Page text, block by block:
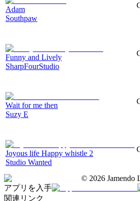
Adam
Southpaw
Funny and Lively
SharpFourStudio
Wait for me then
Suzy E
Joyous life Happy whistle 2
Studio Wanted
© 2026 Jamendo
アプリを入手
関連リンク